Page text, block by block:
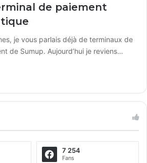
de paiement
je vous parlais déjà de terminaux de
de Sumup. Aujourd’hui je reviens…
7 254
Fans